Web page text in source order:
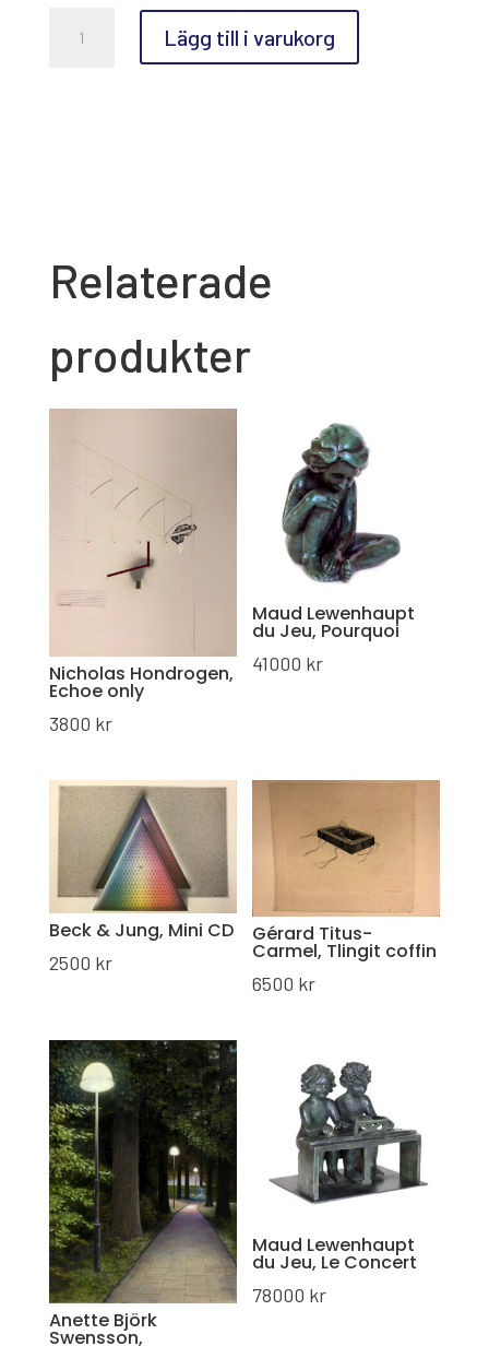
Björk
Lägg till i varukorg
Relaterade
produkter
Nicholas Hondrogen,
Echoe only
3800 kr
Maud Lewenhaupt
du Jeu, Pourquoi
41000 kr
Beck & Jung, Mini CD
2500 kr
Gérard Titus-
Carmel, Tlingit coffin
6500 kr
Anette Björk
Swensson,
Maud Lewenhaupt
du Jeu, Le Concert
78000 kr